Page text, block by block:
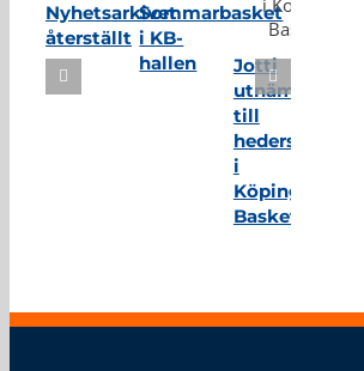
Nyhetsarkivet
återställt
Sommarbasket
i KB-
hallen
Jotti
utnämnd
till
hedersmedlem
i
Köping
Basket